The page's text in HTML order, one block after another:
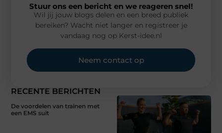
RECENTE BERICHTEN
De voordelen van trainen met
een EMS suit
Stuur ons een bericht en we reageren snel!
Wil jij jouw blogs delen en een breed publiek
bereiken? Wacht niet langer en registreer je
vandaag nog op Kerst-idee.nl
Neem contact op